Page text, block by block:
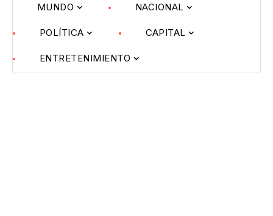
MUNDO NACIONAL
POLÍTICA CAPITAL
ENTRETENIMIENTO